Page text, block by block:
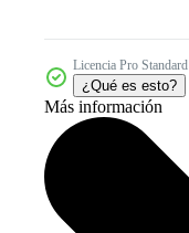
Licencia Pro Standard
¿Qué es esto?
Más información